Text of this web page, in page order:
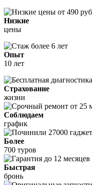
Низкие
цены
Опыт
10 лет
Страхование
жизни
Соблюдаем
график
Более
700 туров
Быстрая
бронь